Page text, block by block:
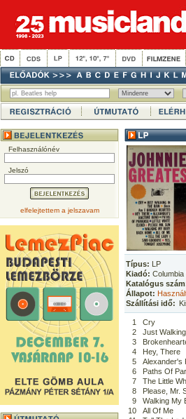
Felhasználónév
Jelszó
elfelejtettem a jelszavam
Típus: LP
Kiadó:
Katalógus
Állapot:
Szállítási idő:
1
Cry
2
Just
3
4
Hey, There
5
Alexander's
6
Paths Of
7
The Little
8
Please, Mr.
9
Walking My
10
All Of Me